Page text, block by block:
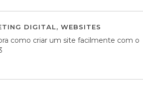
DIGITAL, WEBSITES
como criar um site facilmente com o